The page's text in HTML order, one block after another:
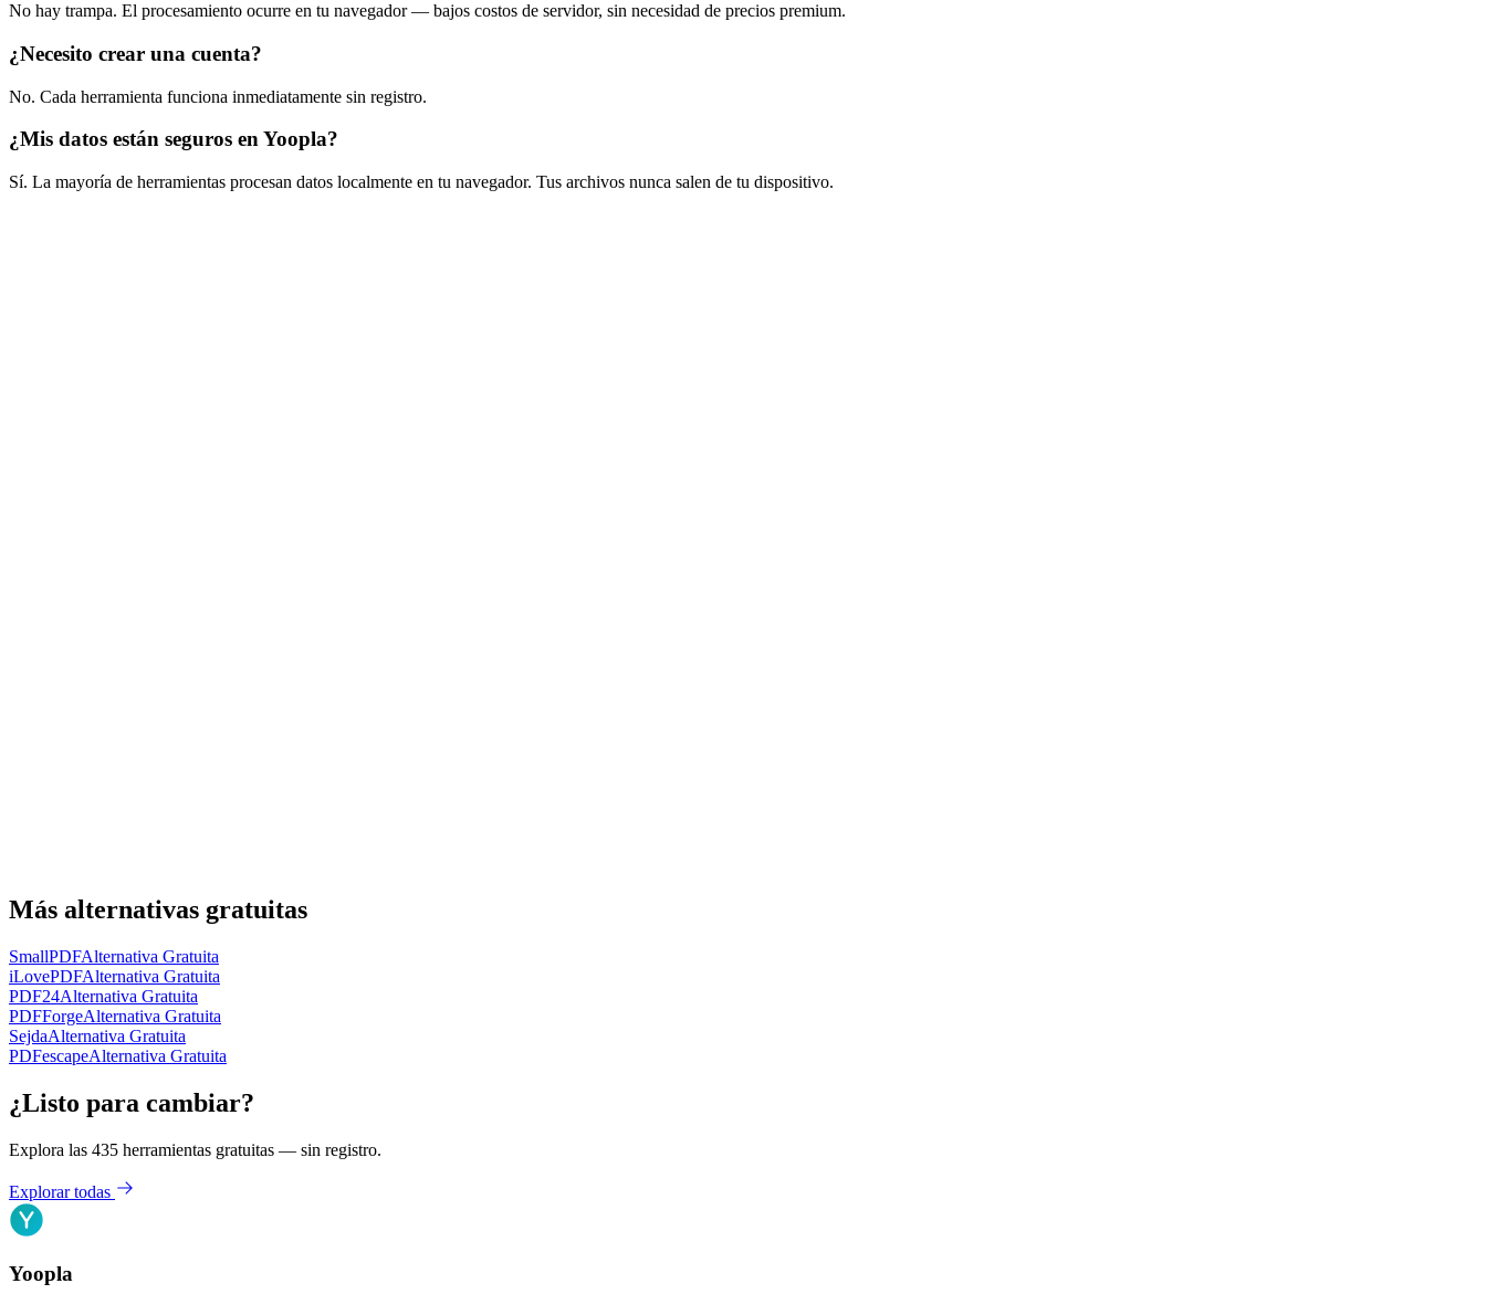
No hay trampa. El procesamiento ocurre en tu navegador — bajos costos de servidor, sin necesidad de precios premium.
¿Necesito crear una cuenta?
No. Cada herramienta funciona inmediatamente sin registro.
¿Mis datos están seguros en Yoopla?
Sí. La mayoría de herramientas procesan datos localmente en tu navegador. Tus archivos nunca salen de tu dispositivo.
Más alternativas gratuitas
SmallPDFAlternativa Gratuita
iLovePDFAlternativa Gratuita
PDF24Alternativa Gratuita
PDFForgeAlternativa Gratuita
SejdaAlternativa Gratuita
PDFescapeAlternativa Gratuita
¿Listo para cambiar?
Explora las 435 herramientas gratuitas — sin registro.
Explorar todas
Yoopla